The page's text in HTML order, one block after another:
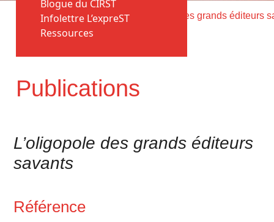
Accueil > Publications >
Publications
Blogue du CIRST
Infolettre L’expreST
Ressources
L’oligopole des grands éditeurs
savants
Référence